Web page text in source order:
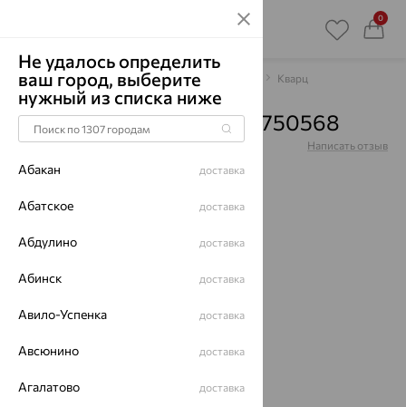
0
Главная Каталог Браслеты декоративные Кварц
Браслет, золото, кварц, 750568
Артикул:750568 Написать отзыв
Не удалось определить
ваш город, выберите
нужный из списка ниже
Абакан доставка
Абатское доставка
Абдулино доставка
Абинск доставка
Авило-Успенка доставка
Авсюнино доставка
Агалатово доставка